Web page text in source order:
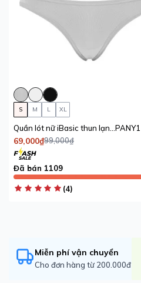
S M L XL
69,000₫99,000₫
(4)
Đã bán 1109
Miễn phí vận chuyển
Cho đơn hàng từ 200.000đ